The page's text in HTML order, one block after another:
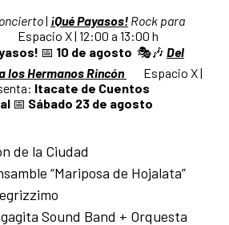
| ¡Qué Payasos! Rock para
Espacio X | 12:00 a 13:00 h
📅 10 de agosto 🎭🎶 Del
los Hermanos Rincón
Espacio X |
Itacate de Cuentos
📅 Sábado 23 de agosto
de la Ciudad
“Mariposa de Hojalata”
Sound Band + Orquesta